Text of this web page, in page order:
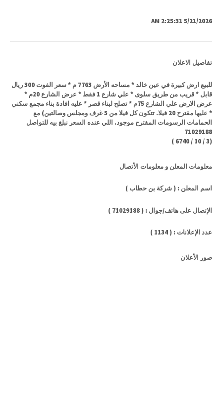
5/21/2026 2:25:31 AM
تفاصيل الاعلان
للبيع ارض كبيرة في عين خالد * مساحه الأرض 7763 م * سعر الفوت 300 ريال
قابل * قريب من طريق سلوى * علي شارع 1 فقط * عرض الشارع 20م *
عرض الارض علي الشارع 75م * تصلح لبناء قصر * عليه افادة بناء مجمع سكني
* عليها مقترح 20 فيلا. تتكون كل فيلا من 5 غرف ومجلس وصالتين) مع
الحمامات الرسومات المقترح موجود. اللي عنده السعر نبلغ بيه للتواصل
71029188
(
3
/
10
/
6740
)
معلومات المعلن و معلومات الأتصال
اسم المعلن : ( شركة بن حطاب )
الإتصال على هاتف/جوال : ( 71029188 )
عدد الإعلانات : ( 1134 )
صور الأعلان